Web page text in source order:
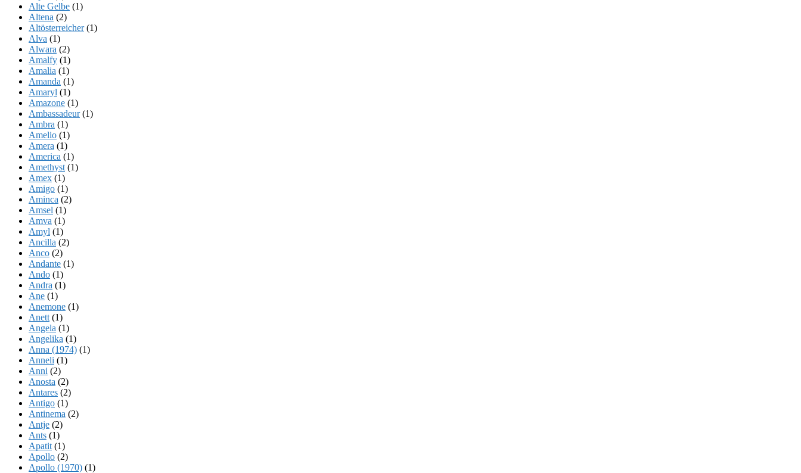
Alte Gelbe (1)
Altena (2)
Altösterreicher(1)
Alva (1)
Alwara (2)
Amalfy (1)
Amalia (1)
Amanda (1)
Amaryl (1)
Amazone (1)
Ambassadeur(1)
Ambra (1)
Amelio (1)
Amera (1)
America (1)
Amethyst (1)
Amex (1)
Amigo (1)
Aminca (2)
Amsel (1)
Amva (1)
Amyl (1)
Ancilla (2)
Anco (2)
Andante (1)
Ando (1)
Andra (1)
Ane (1)
Anemone (1)
Anett (1)
Angela (1)
Angelika (1)
Anna (1974) (1)
Anneli (1)
Anni (2)
Anosta (2)
Antares (2)
Antigo (1)
Antinema (2)
Antje (2)
Ants (1)
Apatit (1)
Apollo (2)
Apollo (1970) (1)